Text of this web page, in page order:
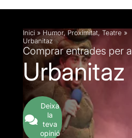
Inici » Humor, Proximitat, Teatre »
Urbanitaz
Comprar entrades per a
Urbanitaz
Deixa
la
teva
opinió